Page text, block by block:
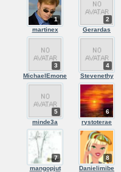
1
martinex
2
Gerardas
3
MichaelEmone
4
Stevenethy
5
minde3a
6
rystoterae
7
mangopjut
8
Danielimibe